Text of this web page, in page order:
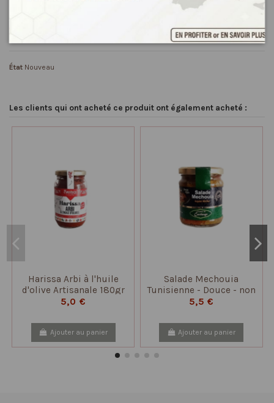
État Nouveau
Les clients qui ont acheté ce produit ont également acheté :
Harissa Arbi à l'huile
d'olive Artisanale 180gr
5,0 €
Ajouter au panier
Salade Mechouia
Tunisienne - Douce - non
piquante - 200 gr
5,5 €
Ajouter au panier